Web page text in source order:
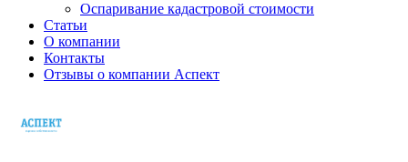
Оспаривание кадастровой стоимости
Статьи
О компании
Контакты
Отзывы о компании Аспект